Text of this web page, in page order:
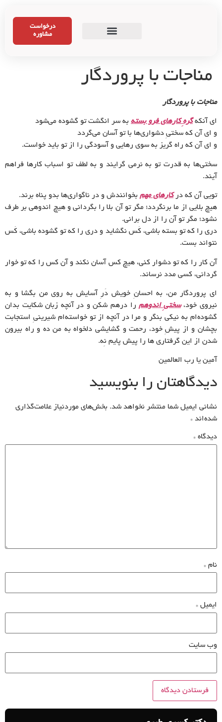
درخواست
مشاوره
مناجات با پروردگار
مناجات با پروردگار
ای آنکهگرهِ کار‌های فرو بسته به سر انگشت تو گشوده می‌شود
و‌ ای آن که سختیِ دشواری‌ها با تو آسان می‌گردد
و‌ ای آن که راه گریز به سوی رهایی و آسودگی را از تو باید خواست.
سختی‌ها به قدرت تو به نرمی گرایند و به لطف تو اسباب کار‌ها فراهم
آیند.
تویی آن که درکار‌های مهم بخوانندش و در ناگواری‌ها بدو پناه برند.
هیچ بلایی از ما برنگردد؛ مگر تو آن بلا را بگردانی و هیچ اندوهی بر طرف
نشود؛ مگر تو آن را از دل برانی.‌
دری را که تو بسته باشی، کَس نگشاید و دری را که تو گشوده باشی، کَس
نتواند بست.
آن کار را که تو دشوار کنی، هیچ کس آسان نکند و آن کس را که تو خوار
گردانی، کسی مدد نرساند.
ای پروردگار من، به احسانِ خویش دَرِ آسایش به روی من بگشا و به
نیروی خود،سختیِ اندوهمرا درهم شکن و در آنچه زبان شکایت بدان
گشوده‌ام به نیکی بنگر و مرا در آنچه از تو خواسته‌ام شیرینیِ استجابت
بچشان و از پیشِ خود، رحمت و گشایشی دلخواه به من ده و راه بیرون
شدن از این گرفتاری ها را پیش پایم نِه.
آمین یا رب العالمین
دیدگاهتان را بنویسید
نشانی ایمیل شما منتشر نخواهد شد. بخش‌های موردنیاز علامت‌گذاری
شده‌اند *
دیدگاه *
نام *
ایمیل *
وب‌ سایت